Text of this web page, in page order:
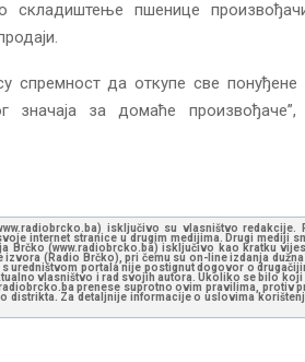
складиштење пшенице
спремност да откупе све понуђене
за домаће произвођаче”,
isključivo su vlasništvo redakcije.
internet stranice u drugim medijima. Drugi mediji
Brčko (www.radiobrcko.ba) isključivo kao kratku
(Radio Brčko), pri čemu su on-line izdanja
uredništvom portala nije postignut dogovor o
vlasništvo i rad svojih autora. Ukoliko se bilo koji
prenese suprotno ovim pravilima, protiv
distrikta. Za detaljnije informacije o uslovima